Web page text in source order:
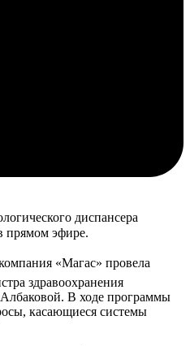
диспансера
прямом эфире.
«Магас» провела
здравоохранения
В ходе программы
касающиеся системы